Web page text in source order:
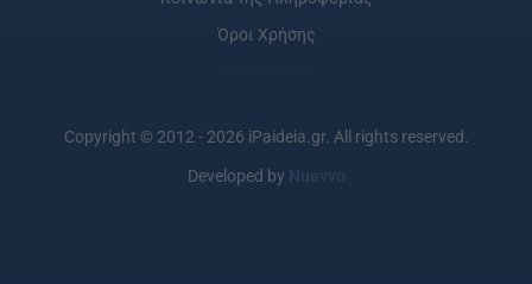
Όροι Χρήσης
Copyright © 2012 - 2026 iPaideia.gr. All rights reserved.
Developed by